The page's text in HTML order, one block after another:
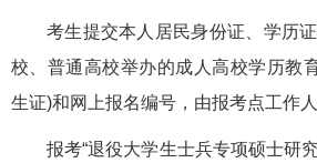
考生提交本人居民身份证、学历
校、普通高校举办的成人高校学历教
生证)和网上报名编号，由报考点工作人
报考“退役大学生士兵专项硕士研